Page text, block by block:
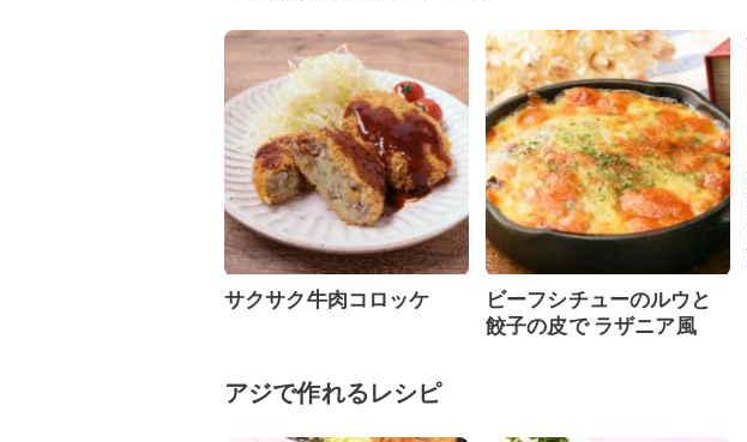
サクサク牛肉コロッケ
ビーフシチューのルウと
餃子の皮で ラザニア風
アジで作れるレシピ